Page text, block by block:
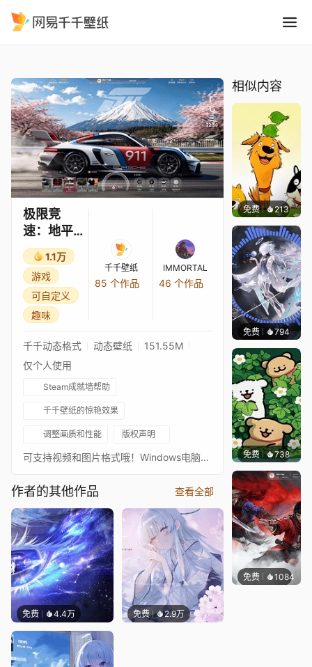
极限竞
速：地平
线6 -支持
素材替换
（Steam
成就展
示）
1.1万
游戏
可自定义
趣味
千千壁纸
85 个作品
IMMORTAL
46 个作品
千千动态格式 动态壁纸
151.55M
仅个人使用
Steam成就墙帮助
千千壁纸的惊艳效果
调整画质和性能 版权声明
可支持视频和图片格式哦！Windows电脑轻松设置视频壁纸内容，可有超酷炫音频/鼠标/时间互动效果！
作者的其他作品 查看全部
免费 4.4万 免费 2.9万
相似内容
免费 213渔小小
免费 794鲨鲨啊
免费 738渔小小
免费 1084